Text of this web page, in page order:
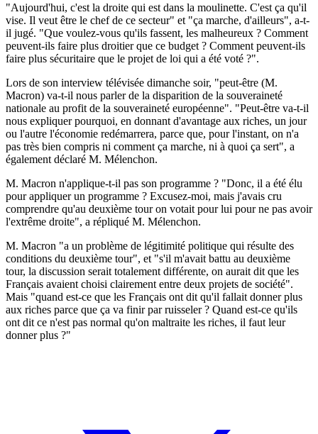
"Aujourd'hui, c'est la droite qui est dans la moulinette. C'est ça qu'il
vise. Il veut être le chef de ce secteur" et "ça marche, d'ailleurs", a-t-
il jugé. "Que voulez-vous qu'ils fassent, les malheureux ? Comment
peuvent-ils faire plus droitier que ce budget ? Comment peuvent-ils
faire plus sécuritaire que le projet de loi qui a été voté ?".
Lors de son interview télévisée dimanche soir, "peut-être (M.
Macron) va-t-il nous parler de la disparition de la souveraineté
nationale au profit de la souveraineté européenne". "Peut-être va-t-il
nous expliquer pourquoi, en donnant d'avantage aux riches, un jour
ou l'autre l'économie redémarrera, parce que, pour l'instant, on n'a
pas très bien compris ni comment ça marche, ni à quoi ça sert", a
également déclaré M. Mélenchon.
M. Macron n'applique-t-il pas son programme ? "Donc, il a été élu
pour appliquer un programme ? Excusez-moi, mais j'avais cru
comprendre qu'au deuxième tour on votait pour lui pour ne pas avoir
l'extrême droite", a répliqué M. Mélenchon.
M. Macron "a un problème de légitimité politique qui résulte des
conditions du deuxième tour", et "s'il m'avait battu au deuxième
tour, la discussion serait totalement différente, on aurait dit que les
Français avaient choisi clairement entre deux projets de société".
Mais "quand est-ce que les Français ont dit qu'il fallait donner plus
aux riches parce que ça va finir par ruisseler ? Quand est-ce qu'ils
ont dit ce n'est pas normal qu'on maltraite les riches, il faut leur
donner plus ?"